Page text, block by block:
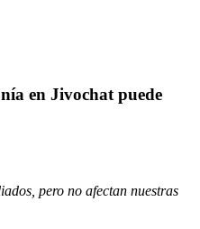
en Jivochat puede
pero no afectan nuestras